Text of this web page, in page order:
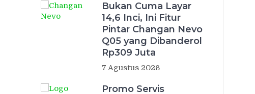
Bukan Cuma Layar
14,6 Inci, Ini Fitur
Pintar Changan Nevo
Q05 yang Dibanderol
Rp309 Juta
7 Agustus 2026
Promo Servis